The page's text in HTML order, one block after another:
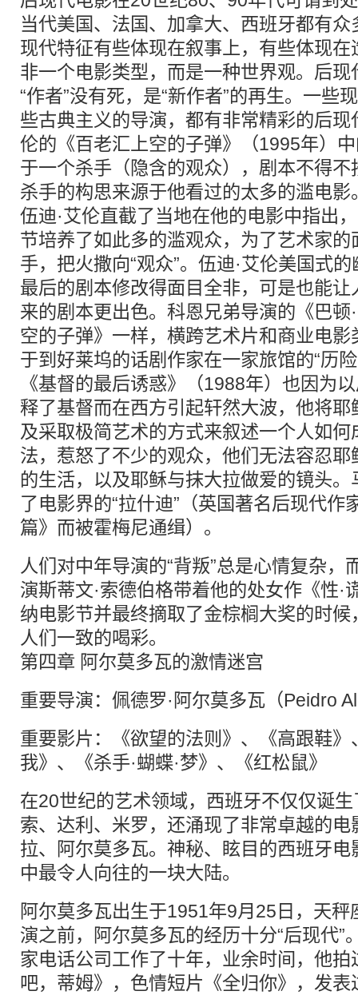
当代美国、法国、加拿大、西班牙都有
现代特征有些体现在叙事上，有些体现
非一个电影类型，而是一种世界观。后
“作者”没有死，是“新作者”的再生。一些
些古典主义的导演，都有非常精彩的后现
伦的《百老汇上空的子弹》（1995年）
于一个杀手（隐含的观众），剧本不得
杀手的构思来源于他看过的太多的滥电
伍迪·艾伦直截了当地在他的电影中指出
节培养了如此多的滥观众，为了艺术家
手，把火撒向“观众”。伍迪·艾伦美国式
最后的剧本修改得面目全非，可是也能
来的剧本更出色。科恩兄弟导演的《巴顿
空的子弹》一样，横跨艺术片和商业电
于到好莱坞的话剧作家在一家旅馆的“历
《基督的最后诱惑》（1988年）也因为
释了基督而在西方引起轩然大波，他将
及采取极简艺术的方式来叙述一个人如何
法，惹怒了不少的观众，他们无法容忍
的生活，以及耶稣与抹大拉做爱的镜头。
了电影界的“拉什迪”（英国著名后现代作
篇》而被霍梅尼通缉）。
人们对中年导演的“背叛”总是心情复杂，
演斯蒂文·索德伯格带着他的处女作《性·
纳电影节并最终摘取了金棕榈大奖的时
人们一致的喝彩。
第四章 阿尔莫多瓦的激情迷宫
重要导演：佩德罗·阿尔莫多瓦（Peidro
重要影片：《欲望的法则》、《高跟鞋
我》、《杀手·蝴蝶·梦》、《红松鼠》
在20世纪的艺术领域，西班牙不仅仅诞
索、达利、米罗，还涌现了非常卓越的
拉、阿尔莫多瓦。神秘、眩目的西班牙
中最令人向往的一块大陆。
阿尔莫多瓦出生于1951年9月25日，天
演之前，阿尔莫多瓦的经历十分“后现代”
家电话公司工作了十年，业余时间，他
吧，蒂姆》，色情短片《全归你》，发